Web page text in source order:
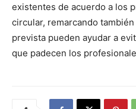
existentes de acuerdo a los
circular, remarcando
prevista pueden ayudar a
que padecen los